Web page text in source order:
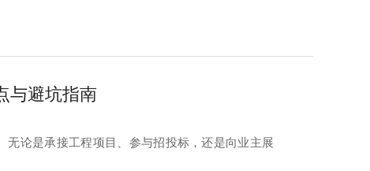
与避坑指南
无论是承接工程项目、参与招投标，还是向业主展